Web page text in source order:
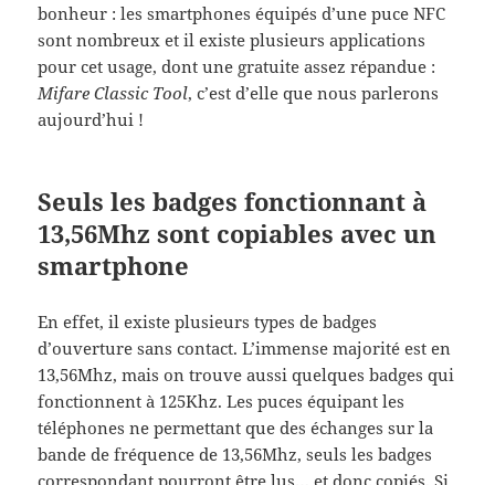
bonheur : les smartphones équipés d’une puce NFC
sont nombreux et il existe plusieurs applications
pour cet usage, dont une gratuite assez répandue :
Mifare Classic Tool, c’est d’elle que nous parlerons
aujourd’hui !
Seuls les badges fonctionnant à
13,56Mhz sont copiables avec un
smartphone
En effet, il existe plusieurs types de badges
d’ouverture sans contact. L’immense majorité est en
13,56Mhz, mais on trouve aussi quelques badges qui
fonctionnent à 125Khz. Les puces équipant les
téléphones ne permettant que des échanges sur la
bande de fréquence de 13,56Mhz, seuls les badges
correspondant pourront être lus… et donc copiés. Si